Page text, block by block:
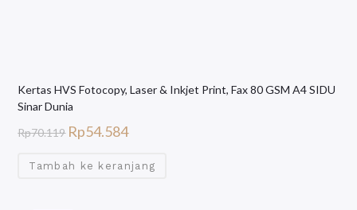
Kertas HVS Fotocopy, Laser & Inkjet Print, Fax 80 GSM A4 SIDU
Sinar Dunia
Rp70.119 Rp54.584
Tambah ke keranjang